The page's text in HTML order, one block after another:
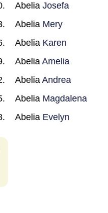
Abelia Josefa
Abelia Mery
Abelia Karen
Abelia Amelia
Abelia Andrea
Abelia Magdalena
Abelia Evelyn